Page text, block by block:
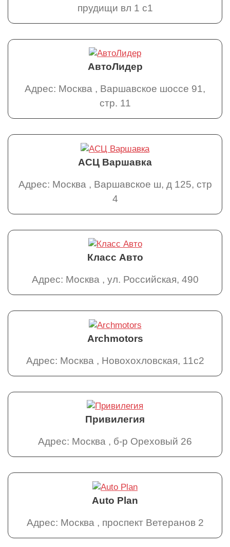
прудищи вл 1 с1
АвтоЛидер
Адрес: Москва , Варшавское шоссе 91,
стр. 11
АСЦ Варшавка
Адрес: Москва , Варшавское ш, д 125, стр
4
Класс Авто
Адрес: Москва , ул. Российская, 490
Archmotors
Адрес: Москва , Новохохловская, 11с2
Привилегия
Адрес: Москва , б-р Ореховый 26
Auto Plan
Адрес: Москва , проспект Ветеранов 2